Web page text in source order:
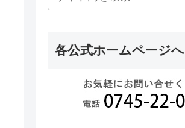
各公式ホームページへ